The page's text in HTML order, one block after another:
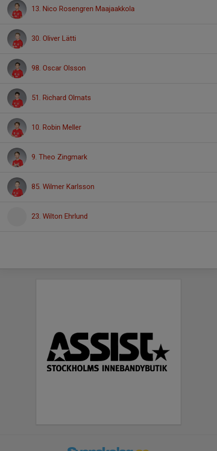
13. Nico Rosengren Maajaakkola
30. Oliver Lätti
98. Oscar Olsson
51. Richard Olmats
10. Robin Meller
9. Theo Zingmark
85. Wilmer Karlsson
23. Wilton Ehrlund